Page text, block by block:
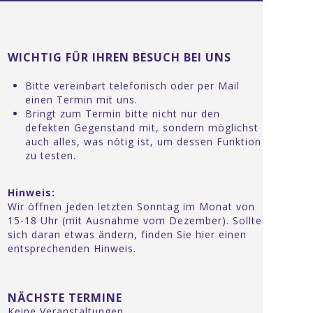
WICHTIG FÜR IHREN BESUCH BEI UNS
Bitte vereinbart telefonisch oder per Mail
einen Termin mit uns.
Bringt zum Termin bitte nicht nur den
defekten Gegenstand mit, sondern möglichst
auch alles, was nötig ist, um dessen Funktion
zu testen.
Hinweis:
Wir öffnen jeden letzten Sonntag im Monat von
15-18 Uhr (mit Ausnahme vom Dezember). Sollte
sich daran etwas ändern, finden Sie hier einen
entsprechenden Hinweis.
NÄCHSTE TERMINE